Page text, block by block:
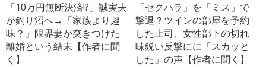
「10万円無断決済!?」誠実夫
が釣り沼へ→「家族より趣
味？」限界妻が突きつけた
離婚という結末【作者に聞
く】
「セクハラ」を「ミス」で
撃退？ツインの部屋を予約
した上司、女性部下の切れ
味鋭い反撃にに「スカッと
した」の声【作者に聞く】